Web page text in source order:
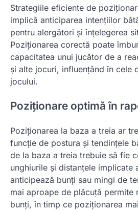
Strategiile eficiente de
implică anticiparea intențiilor
pentru alergători și înțelegerea
Poziționarea corectă poate
capacitatea unui jucător de a
și alte jocuri, influențând în cele
jocului.
Poziționare optimă în
Poziționarea la baza a treia ar
funcție de postura și tendințele
de la baza a treia trebuie să fie
unghiurile și distanțele implicate
anticipează bunți sau mingi de
mai aproape de plăcuță permite
bunți, în timp ce poziționarea